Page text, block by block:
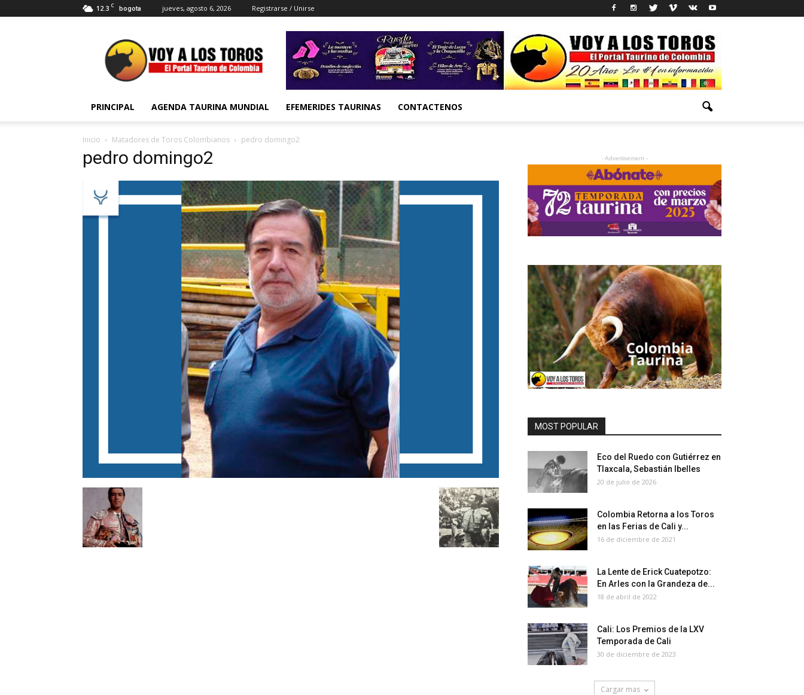
12.3 C bogota jueves, agosto 6, 2026 Registrarse / Unirse
Voy
a
Los
Toros
PRINCIPAL AGENDA TAURINA MUNDIAL EFEMERIDES TAURINAS CONTACTENOS
Inicio Matadores de Toros Colombianos pedro domingo2
pedro domingo2 - Advertisement -
MOST POPULAR
Eco del Ruedo con Gutiérrez en
Tlaxcala, Sebastián Ibelles
20 de julio de 2026
Colombia Retorna a los Toros
en las Ferias de Cali y...
16 de diciembre de 2021
La Lente de Erick Cuatepotzo:
En Arles con la Grandeza de...
18 de abril de 2022
Cali: Los Premios de la LXV
Temporada de Cali
30 de diciembre de 2023
Cargar mas